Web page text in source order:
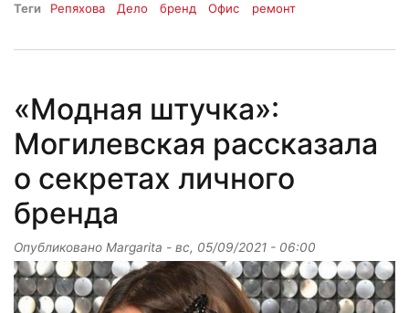
Теги Репяхова Дело бренд Офис ремонт
«Модная штучка»:
Могилевская рассказала
о секретах личного
бренда
Опубликовано Margarita - вс, 05/09/2021 - 06:00